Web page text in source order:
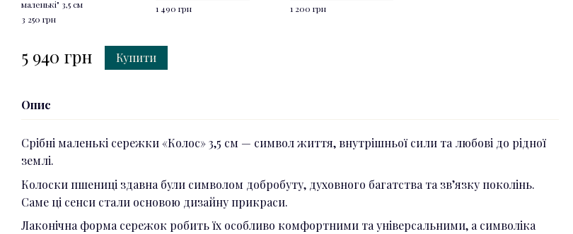
маленькі" 3,5 см
3 250 грн
1 490 грн
1 200 грн
5 940 грн Купити
Опис
Срібні маленькі сережки «Колос» 3,5 см — символ життя, внутрішньої сили та любові до рідної
землі.
Колоски пшениці здавна були символом добробуту, духовного багатства та зв’язку поколінь.
Саме ці сенси стали основою дизайну прикраси.
Лаконічна форма сережок робить їх особливо комфортними та універсальними, а символіка